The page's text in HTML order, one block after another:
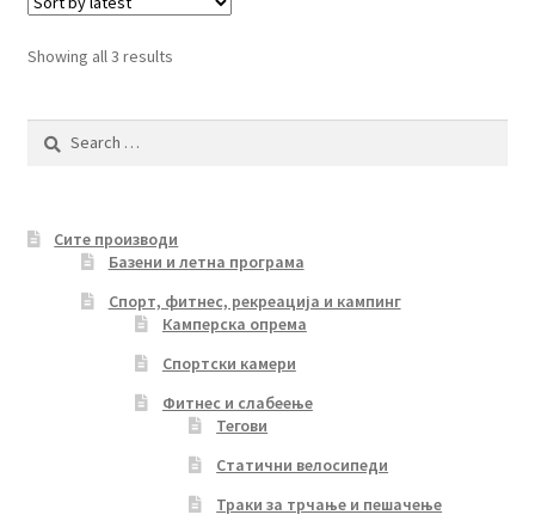
Showing all 3 resultsSorted
Сите производи
Базени и летна програма
Спорт, фитнес, рекреација и кампинг
Камперска опрема
Спортски камери
Фитнес и слабеење
Тегови
Статични велосипеди
Траки за трчање и пешачење